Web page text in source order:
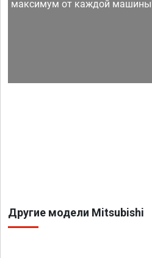
максимум от каждой
Другие модели Mitsubishi